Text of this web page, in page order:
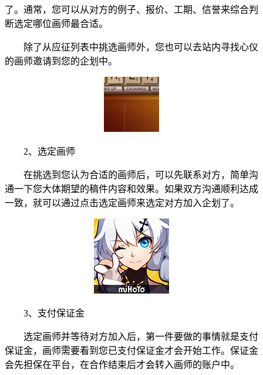
了。通常，您可以从对方的例子、报价、工期、信誉来综合判
断选定哪位画师最合适。
除了从应征列表中挑选画师外，您也可以去站内寻找心仪
的画师邀请到您的企划中。
2、选定画师
在挑选到您认为合适的画师后，可以先联系对方，简单沟
通一下您大体期望的稿件内容和效果。如果双方沟通顺利达成
一致，就可以通过点击选定画师来选定对方加入企划了。
3、支付保证金
选定画师并等待对方加入后，第一件要做的事情就是支付
保证金，画师需要看到您已支付保证金才会开始工作。保证金
会先担保在平台，在合作结束后才会转入画师的账户中。